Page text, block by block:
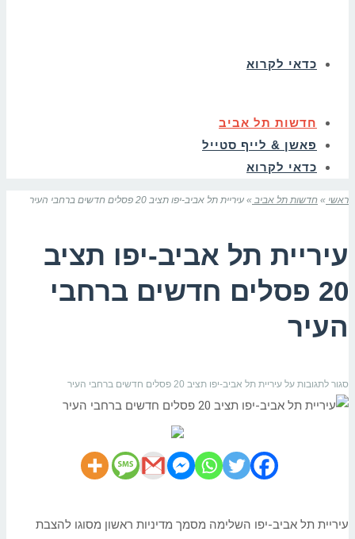
כדאי לקרוא
חדשות תל אביב
פאשן & לייף סטייל
כדאי לקרוא
ראשי » חדשות תל אביב » עיריית תל אביב-יפו תציב 20 פסלים חדשים ברחבי העיר
עיריית תל אביב-יפו תציב
20 פסלים חדשים ברחבי
העיר
סגור לתגובות על עיריית תל אביב-יפו תציב 20 פסלים חדשים ברחבי העיר
עיריית תל אביב-יפו השלימה מסמך מדיניות ראשון מסוגו להצבת